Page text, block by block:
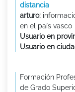
distancia
arturo:
en el país vasco
Usuario en
Usuario en
Formación
de Grado